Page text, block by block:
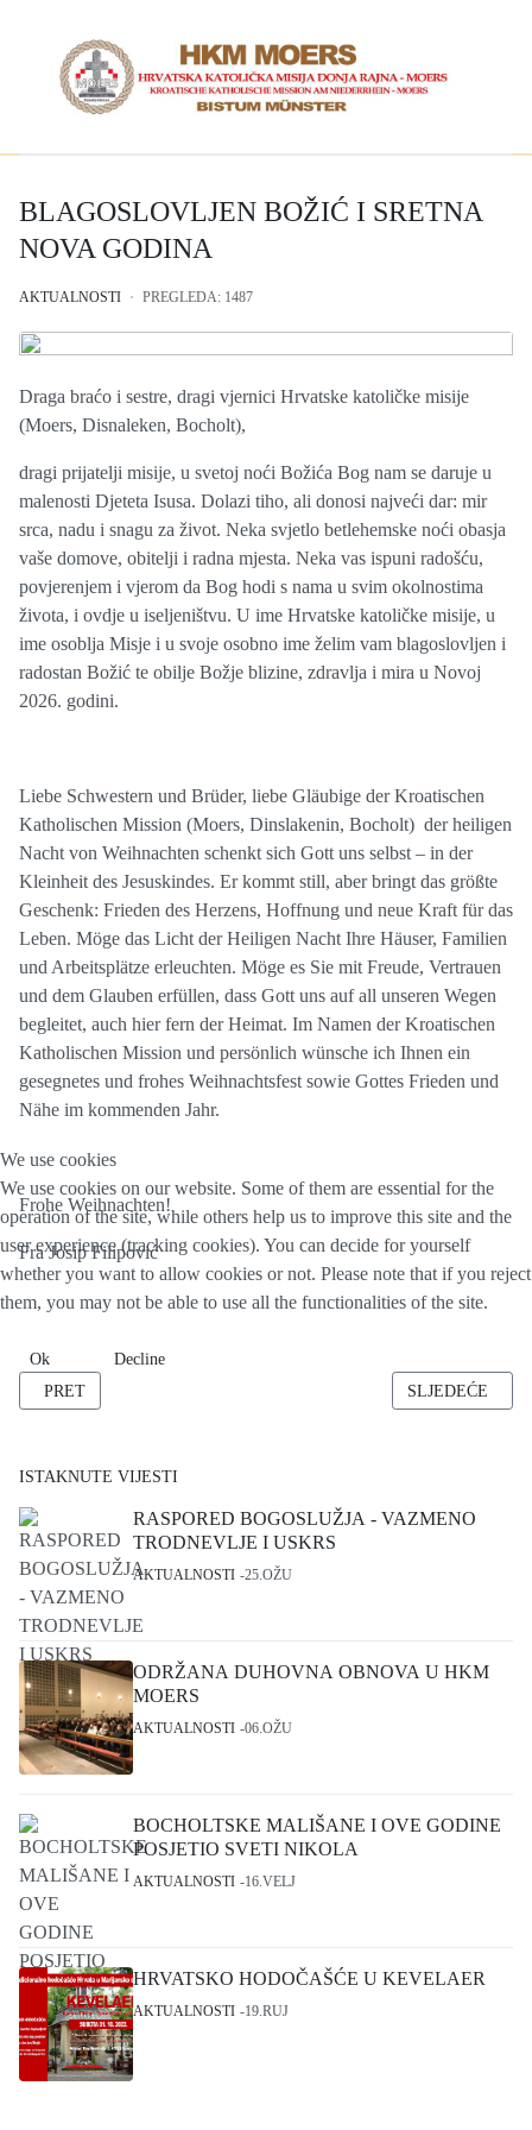
BLAGOSLOVLJEN BOŽIĆ I SRETNA
NOVA GODINA
AKTUALNOSTI PREGLEDA: 1487
Draga braćo i sestre, dragi vjernici Hrvatske katoličke misije
(Moers, Disnaleken, Bocholt),
dragi prijatelji misije, u svetoj noći Božića Bog nam se daruje u
malenosti Djeteta Isusa. Dolazi tiho, ali donosi najveći dar: mir
srca, nadu i snagu za život. Neka svjetlo betlehemske noći obasja
vaše domove, obitelji i radna mjesta. Neka vas ispuni radošću,
povjerenjem i vjerom da Bog hodi s nama u svim okolnostima
života, i ovdje u iseljeništvu. U ime Hrvatske katoličke misije, u
ime osoblja Misje i u svoje osobno ime želim vam blagoslovljen i
radostan Božić te obilje Božje blizine, zdravlja i mira u Novoj
2026. godini.
Liebe Schwestern und Brüder, liebe Gläubige der Kroatischen
Katholischen Mission (Moers, Dinslakenin, Bocholt) der heiligen
Nacht von Weihnachten schenkt sich Gott uns selbst – in der
Kleinheit des Jesuskindes. Er kommt still, aber bringt das größte
Geschenk: Frieden des Herzens, Hoffnung und neue Kraft für das
Leben. Möge das Licht der Heiligen Nacht Ihre Häuser, Familien
und Arbeitsplätze erleuchten. Möge es Sie mit Freude, Vertrauen
und dem Glauben erfüllen, dass Gott uns auf all unseren Wegen
begleitet, auch hier fern der Heimat. Im Namen der Kroatischen
Katholischen Mission und persönlich wünsche ich Ihnen ein
gesegnetes und frohes Weihnachtsfest sowie Gottes Frieden und
Nähe im kommenden Jahr.
Frohe Weihnachten!
Fra Josip Filipović
PRETHODNI ČLANAK: RASPORED SVETIH MISA BOŽIĆNO
PRET SLJEDEĆI
SLJEDEĆE
ISTAKNUTE VIJESTI
RASPORED BOGOSLUŽJA - VAZMENO
TRODNEVLJE I USKRS
AKTUALNOSTI 25.OŽU
ODRŽANA DUHOVNA OBNOVA U HKM
MOERS
AKTUALNOSTI 06.OŽU
BOCHOLTSKE MALIŠANE I OVE GODINE
POSJETIO SVETI NIKOLA
AKTUALNOSTI 16.VELJ
HRVATSKO HODOČAŠĆE U KEVELAER
AKTUALNOSTI 19.RUJ
We use cookies
We use cookies on our website. Some of them are essential for the
operation of the site, while others help us to improve this site and the
user experience (tracking cookies). You can decide for yourself
whether you want to allow cookies or not. Please note that if you reject
them, you may not be able to use all the functionalities of the site.
Ok Decline